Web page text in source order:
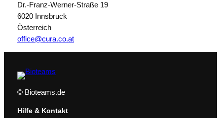
Dr.-Franz-Werner-Straße 19
6020 Innsbruck
Österreich
office@cura.co.at
© Bioteams.de
Hilfe & Kontakt